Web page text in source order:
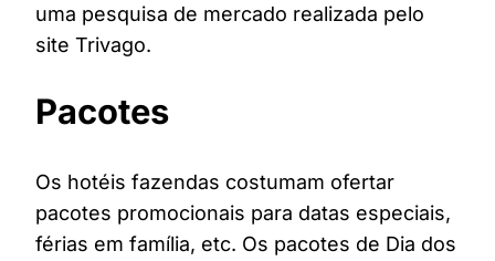
uma pesquisa de mercado realizada pelo
site Trivago.
Pacotes
Os hotéis fazendas costumam ofertar
pacotes promocionais para datas especiais,
férias em família, etc. Os pacotes de Dia dos